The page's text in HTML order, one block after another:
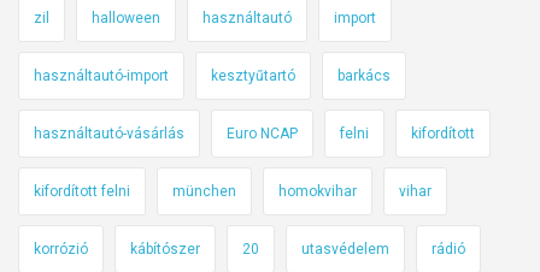
zil halloween használtautó import
használtautó-import kesztyűtartó barkács
használtautó-vásárlás Euro NCAP felni kifordított
kifordított felni münchen homokvihar vihar
korrózió kábítószer 20 utasvédelem rádió